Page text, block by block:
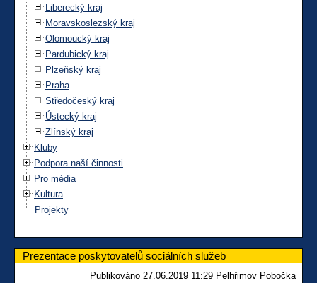
Liberecký kraj
Moravskoslezský kraj
Olomoucký kraj
Pardubický kraj
Plzeňský kraj
Praha
Středočeský kraj
Ústecký kraj
Zlínský kraj
Kluby
Podpora naší činnosti
Pro média
Kultura
Projekty
Prezentace poskytovatelů sociálních služeb
Publikováno 27.06.2019 11:29 Pelhřimov Pobočka